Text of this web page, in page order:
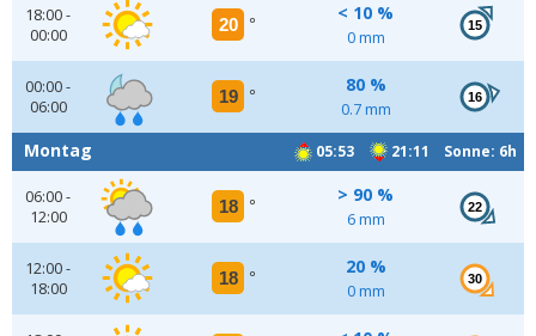
18:00 -
00:00
20 °
< 10 %
0 mm
15
00:00 -
06:00
19 °
80 %
0.7 mm
16
05:53 21:11 Sonne: 6h
Montag
06:00 -
12:00
18 °
> 90 %
6 mm
22
12:00 -
18:00
18 °
20 %
0 mm
30